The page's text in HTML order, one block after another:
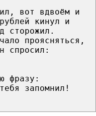
вот вдвоём и
кинул и
сторожил.
проясняться,
спросил:
фразу:
запомнил!